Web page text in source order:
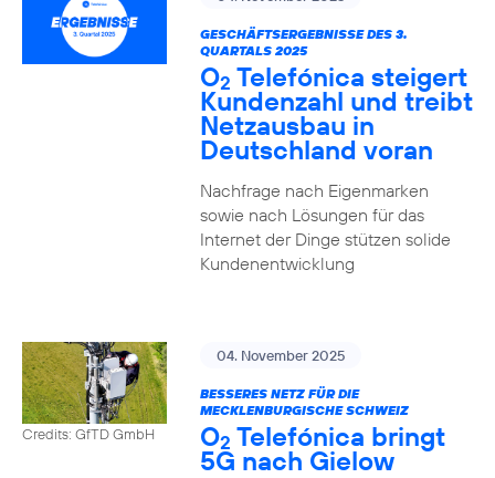
GESCHÄFTSERGEBNISSE DES 3.
QUARTALS 2025
O2 Telefónica steigert
Kundenzahl und treibt
Netzausbau in
Deutschland voran
Nachfrage nach Eigenmarken
sowie nach Lösungen für das
Internet der Dinge stützen solide
Kundenentwicklung
Credits: GfTD GmbH
04. November 2025
BESSERES NETZ FÜR DIE
MECKLENBURGISCHE SCHWEIZ
O2 Telefónica bringt
5G nach Gielow